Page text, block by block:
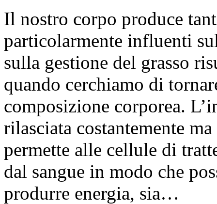
Il nostro corpo produce
particolarmente influenti
sulla gestione del grasso
quando cerchiamo di
composizione corporea.
rilasciata costantemente
permette alle cellule di
dal sangue in modo che
produrre energia, sia…